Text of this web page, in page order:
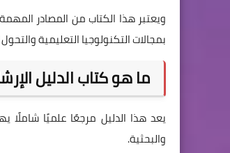
ويعتبر هذا الكتاب من المصادر
بمجالات التكنولوجيا التعليمية
ما هو كتاب الدليل
يعد هذا الدليل مرجعًا علميًا
والبحثية.